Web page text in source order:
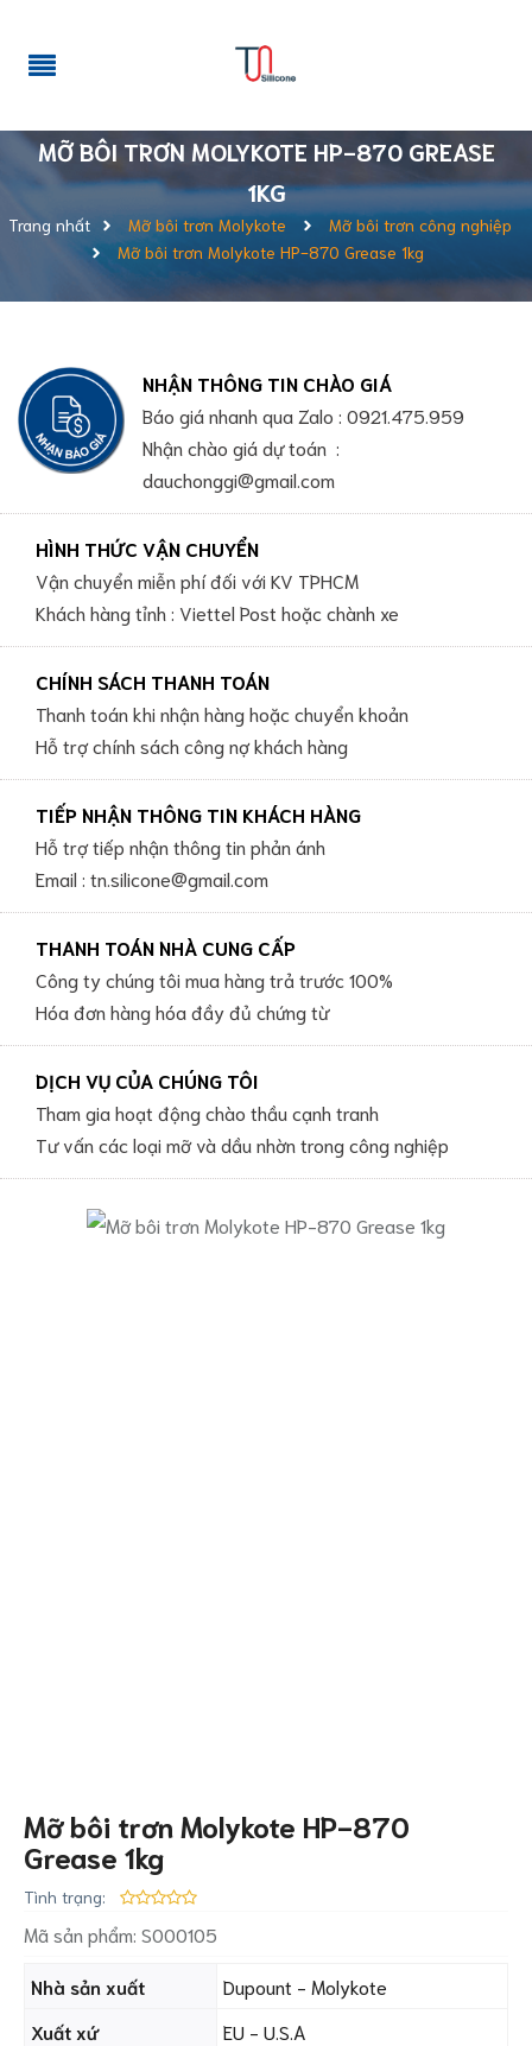
MỠ BÔI TRƠN MOLYKOTE HP-870 GREASE
1KG
Trang nhất Mỡ bôi trơn Molykote
Mỡ bôi trơn công nghiệp
Mỡ bôi trơn Molykote HP-870 Grease 1kg
NHẬN THÔNG TIN CHÀO GIÁ
Báo giá nhanh qua Zalo : 0921.475.959
Nhận chào giá dự toán :
dauchonggi@gmail.com
HÌNH THỨC VẬN CHUYỂN
Vận chuyển miễn phí đối với KV TPHCM
Khách hàng tỉnh : Viettel Post hoặc chành xe
CHÍNH SÁCH THANH TOÁN
Thanh toán khi nhận hàng hoặc chuyển khoản
Hỗ trợ chính sách công nợ khách hàng
TIẾP NHẬN THÔNG TIN KHÁCH HÀNG
Hỗ trợ tiếp nhận thông tin phản ánh
Email : tn.silicone@gmail.com
THANH TOÁN NHÀ CUNG CẤP
Công ty chúng tôi mua hàng trả trước 100%
Hóa đơn hàng hóa đầy đủ chứng từ
DỊCH VỤ CỦA CHÚNG TÔI
Tham gia hoạt động chào thầu cạnh tranh
Tư vấn các loại mỡ và dầu nhờn trong công nghiệp
Mỡ bôi trơn Molykote HP-870
Grease 1kg
Tình trạng:
Mã sản phẩm: S000105
Nhà sản xuất
Dupount - Molykote
Xuất xứ
EU - U.S.A